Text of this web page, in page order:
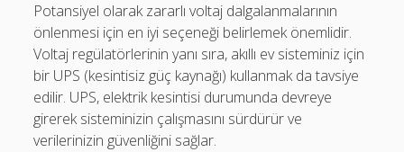
Potansiyel olarak zararlı voltaj dalgalanmalarının
önlenmesi için en iyi seçeneği belirlemek önemlidir.
Voltaj regülatörlerinin yanı sıra, akıllı ev sisteminiz için
bir UPS (kesintisiz güç kaynağı) kullanmak da tavsiye
edilir. UPS, elektrik kesintisi durumunda devreye
girerek sisteminizin çalışmasını sürdürür ve
verilerinizin güvenliğini sağlar.